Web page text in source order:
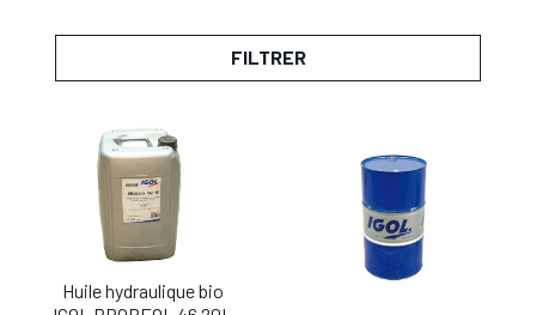
FILTRER
Huile hydraulique bio